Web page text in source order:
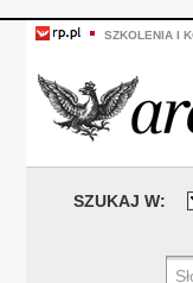
SZKOLENIA I
SZUKAJ W: